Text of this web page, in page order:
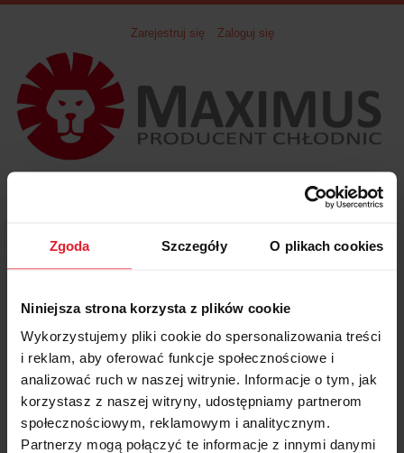
Zgoda Szczegóły O plikach cookies
Niniejsza strona korzysta z plików cookie
Wykorzystujemy pliki cookie do spersonalizowania treści
i reklam, aby oferować funkcje społecznościowe i
analizować ruch w naszej witrynie. Informacje o tym, jak
korzystasz z naszej witryny, udostępniamy partnerom
społecznościowym, reklamowym i analitycznym.
Partnerzy mogą połączyć te informacje z innymi danymi
Zarejestruj się Zaloguj się
Wyszukiwarka
Nie znaleziono produktów spełniających podane kryteria.
Pomoc